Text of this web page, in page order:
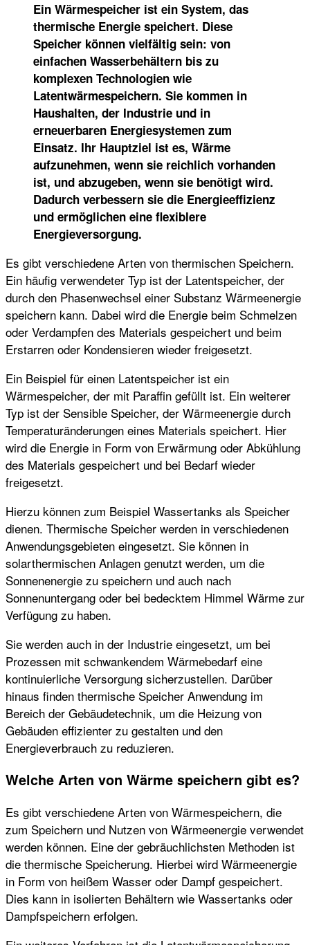
Ein Wärmespeicher ist ein System, das
thermische Energie speichert. Diese
Speicher können vielfältig sein: von
einfachen Wasserbehältern bis zu
komplexen Technologien wie
Latentwärmespeichern. Sie kommen in
Haushalten, der Industrie und in
erneuerbaren Energiesystemen zum
Einsatz. Ihr Hauptziel ist es, Wärme
aufzunehmen, wenn sie reichlich vorhanden
ist, und abzugeben, wenn sie benötigt wird.
Dadurch verbessern sie die Energieeffizienz
und ermöglichen eine flexiblere
Energieversorgung.
Es gibt verschiedene Arten von thermischen Speichern.
Ein häufig verwendeter Typ ist der Latentspeicher, der
durch den Phasenwechsel einer Substanz Wärmeenergie
speichern kann. Dabei wird die Energie beim Schmelzen
oder Verdampfen des Materials gespeichert und beim
Erstarren oder Kondensieren wieder freigesetzt.
Ein Beispiel für einen Latentspeicher ist ein
Wärmespeicher, der mit Paraffin gefüllt ist. Ein weiterer
Typ ist der Sensible Speicher, der Wärmeenergie durch
Temperaturänderungen eines Materials speichert. Hier
wird die Energie in Form von Erwärmung oder Abkühlung
des Materials gespeichert und bei Bedarf wieder
freigesetzt.
Hierzu können zum Beispiel Wassertanks als Speicher
dienen. Thermische Speicher werden in verschiedenen
Anwendungsgebieten eingesetzt. Sie können in
solarthermischen Anlagen genutzt werden, um die
Sonnenenergie zu speichern und auch nach
Sonnenuntergang oder bei bedecktem Himmel Wärme zur
Verfügung zu haben.
Sie werden auch in der Industrie eingesetzt, um bei
Prozessen mit schwankendem Wärmebedarf eine
kontinuierliche Versorgung sicherzustellen. Darüber
hinaus finden thermische Speicher Anwendung im
Bereich der Gebäudetechnik, um die Heizung von
Gebäuden effizienter zu gestalten und den
Energieverbrauch zu reduzieren.
Welche Arten von Wärme speichern gibt es?
Es gibt verschiedene Arten von Wärmespeichern, die
zum Speichern und Nutzen von Wärmeenergie verwendet
werden können. Eine der gebräuchlichsten Methoden ist
die thermische Speicherung. Hierbei wird Wärmeenergie
in Form von heißem Wasser oder Dampf gespeichert.
Dies kann in isolierten Behältern wie Wassertanks oder
Dampfspeichern erfolgen.